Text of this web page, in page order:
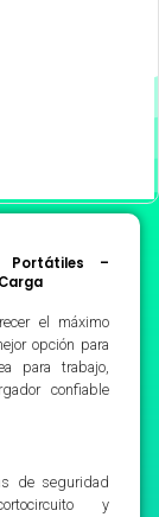
Portátiles –
el máximo
opción para
para trabajo,
confiable
de seguridad
y